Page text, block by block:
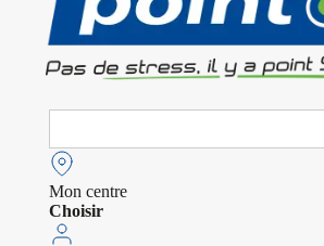
Search
Mon centre
Choisir